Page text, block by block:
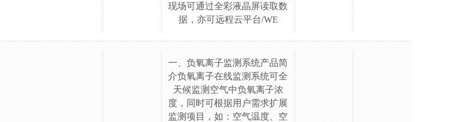
现场可通过全彩液晶屏读取数
据，亦可远程云平台/WE
一、负氧离子监测系统产品简
介负氧离子在线监测系统可全
天候监测空气中负氧离子浓
度，同时可根据用户需求扩展
监测项目，如：空气温度、空